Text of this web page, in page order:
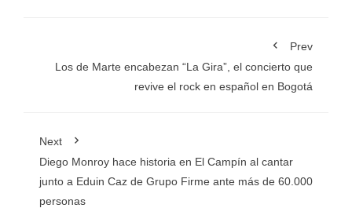
Prev
Los de Marte encabezan “La Gira”, el concierto que
revive el rock en español en Bogotá
Next
Diego Monroy hace historia en El Campín al cantar
junto a Eduin Caz de Grupo Firme ante más de 60.000
personas